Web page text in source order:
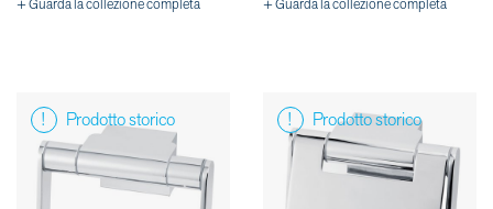
+ Guarda la collezione completa
+ Guarda la collezione completa
Prodotto storico Prodotto storico